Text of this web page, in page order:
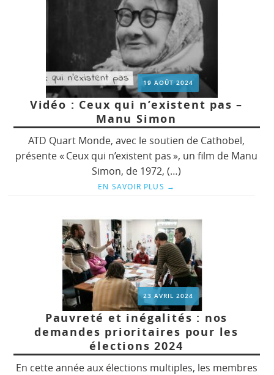
19 AOÛT 2024
Vidéo : Ceux qui n’existent pas –
Manu Simon
ATD Quart Monde, avec le soutien de Cathobel,
présente « Ceux qui n’existent pas », un film de Manu
Simon, de 1972, (…)
EN SAVOIR PLUS →
23 AVRIL 2024
Pauvreté et inégalités : nos
demandes prioritaires pour les
élections 2024
En cette année aux élections multiples, les membres